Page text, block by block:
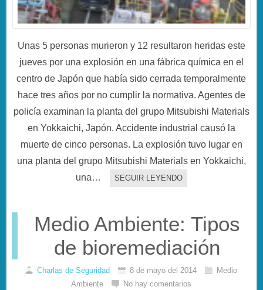
Unas 5 personas murieron y 12 resultaron heridas este
jueves por una explosión en una fábrica química en el
centro de Japón que había sido cerrada temporalmente
hace tres años por no cumplir la normativa. Agentes de
policía examinan la planta del grupo Mitsubishi Materials
en Yokkaichi, Japón. Accidente industrial causó la
muerte de cinco personas. La explosión tuvo lugar en
una planta del grupo Mitsubishi Materials en Yokkaichi,
una…
SEGUIR LEYENDO
Medio Ambiente: Tipos
de bioremediación
Charlas de Seguridad 8 de mayo del 2014
Medio
Ambiente
No hay comentarios